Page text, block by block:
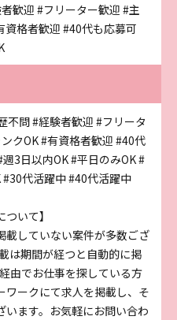
歓迎#フリーター歓迎 #主
資格者歓迎 #40代も応募可
不問#経験者歓迎 #フリータ
クOK#有資格者歓迎 #40代
週3日以内OK#平日のみOK#
#30代活躍中#40代活躍中
いて】
載していない案件が多数ござ
は期間が経つと自動的に掲
由でお仕事を探している方
ワークにて求人を掲載し、そ
います。お気軽にお問い合わ